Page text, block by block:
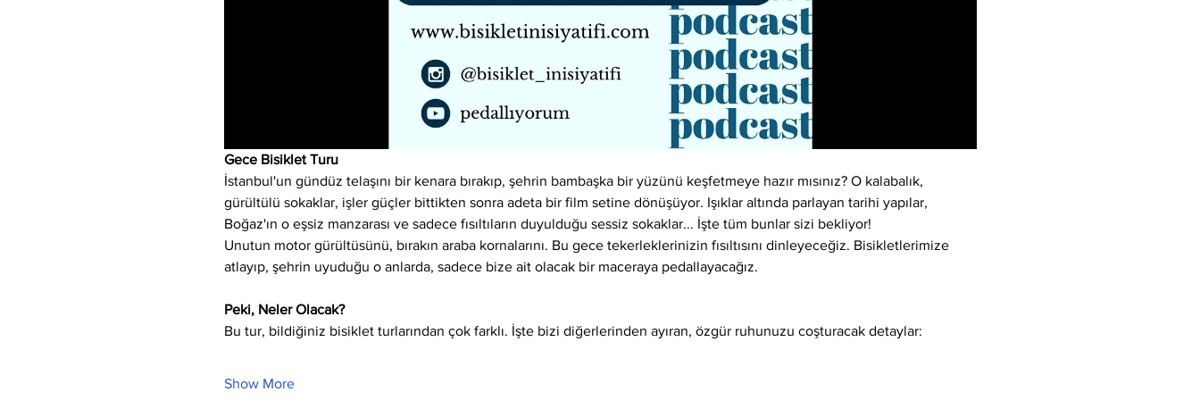
Gece Bisiklet Turu
İstanbul'un gündüz telaşını bir kenara bırakıp, şehrin bambaşka bir yüzünü keşfetmeye hazır mısınız? O kalabalık,
gürültülü sokaklar, işler güçler bittikten sonra adeta bir film setine dönüşüyor. Işıklar altında parlayan tarihi yapılar,
Boğaz'ın o eşsiz manzarası ve sadece fısıltıların duyulduğu sessiz sokaklar... İşte tüm bunlar sizi bekliyor!
Unutun motor gürültüsünü, bırakın araba kornalarını. Bu gece tekerleklerinizin fısıltısını dinleyeceğiz. Bisikletlerimize
atlayıp, şehrin uyuduğu o anlarda, sadece bize ait olacak bir maceraya pedallayacağız.
Peki, Neler Olacak?
Bu tur, bildiğiniz bisiklet turlarından çok farklı. İşte bizi diğerlerinden ayıran, özgür ruhunuzu coşturacak detaylar:
Show More